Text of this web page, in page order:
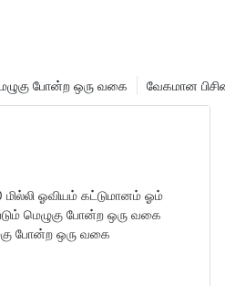
வேகமான
போன்ற ஒரு வகை